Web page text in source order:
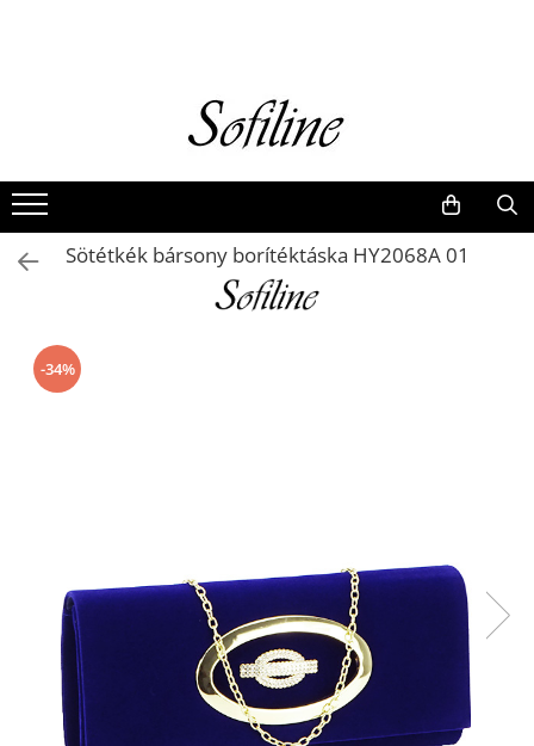
Valódi bőr
Hátizsákok
Elegáns kistáskák
Sötétkék bársony borítéktáska HY2068A 01
-34%